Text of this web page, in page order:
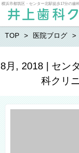
横浜市都筑区・センター北駅徒歩17分の歯
TOP 医院ブログ
8月, 2018 | セン
科クリ